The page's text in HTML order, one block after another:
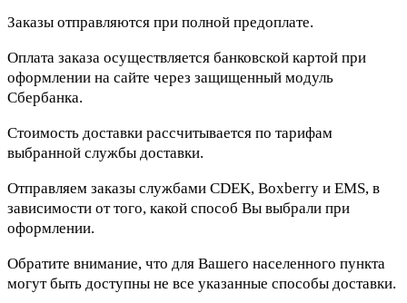
Заказы отправляются при полной предоплате.
Оплата заказа осуществляется банковской картой при
оформлении на сайте через защищенный модуль
Сбербанка.
Стоимость доставки рассчитывается по тарифам
выбранной службы доставки.
Отправляем заказы службами CDEK, Boxberry и EMS, в
зависимости от того, какой способ Вы выбрали при
оформлении.
Обратите внимание, что для Вашего населенного пункта
могут быть доступны не все указанные способы доставки.